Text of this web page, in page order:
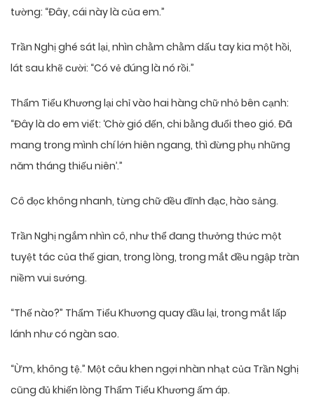
tường: “Đây, cái này là của em.”
Trần Nghị ghé sát lại, nhìn chằm chằm dấu tay kia một hồi,
lát sau khẽ cười: “Có vẻ đúng là nó rồi.”
Thẩm Tiểu Khương lại chỉ vào hai hàng chữ nhỏ bên cạnh:
“Đây là do em viết: ‘Chờ gió đến, chi bằng đuổi theo gió. Đã
mang trong mình chí lớn hiên ngang, thì đừng phụ những
năm tháng thiếu niên’.”
Cô đọc không nhanh, từng chữ đều đĩnh đạc, hào sảng.
Trần Nghị ngắm nhìn cô, như thể đang thưởng thức một
tuyệt tác của thế gian, trong lòng, trong mắt đều ngập tràn
niềm vui sướng.
“Thế nào?” Thẩm Tiểu Khương quay đầu lại, trong mắt lấp
lánh như có ngàn sao.
“Ừm, không tệ.” Một câu khen ngợi nhàn nhạt của Trần Nghị
cũng đủ khiến lòng Thẩm Tiểu Khương ấm áp.